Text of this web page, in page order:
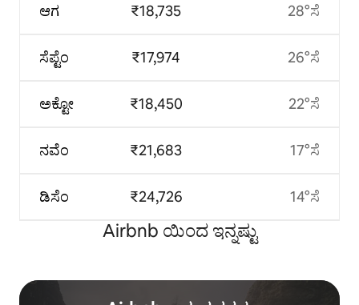
ಆಗ
ಸೆಪ್ಟೆಂ
ಅಕ್ಟೋ
ನವೆಂ
ಡಿಸೆಂ
₹18,735
₹17,974
₹18,450
₹21,683
₹24,726
28°ಸೆ
26°ಸೆ
22°ಸೆ
17°ಸೆ
14°ಸೆ
Airbnb ಯಿಂದ ಇನ್ನಷ್ಟು